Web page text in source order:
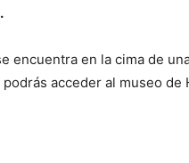
encuentra en la cima de
acceder al museo